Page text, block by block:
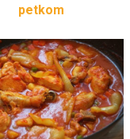
petkom